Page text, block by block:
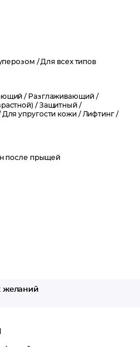
/Для всех типов
/ Разглаживающий /
/Защитный /
Для упругости кожи / Лифтинг /
после прыщей
желаний